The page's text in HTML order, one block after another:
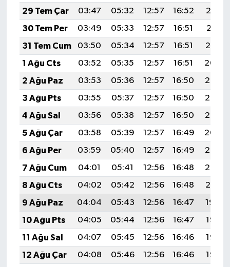
29 Tem Çar
03:47 05:32 12:57 16:52
20:12
30 Tem Per
03:49 05:33 12:57 16:51
20:11
31 Tem Cum
03:50 05:34 12:57 16:51
20:10
1 Ağu Cts
03:52 05:35 12:57 16:51
20:09
2 Ağu Paz
03:53 05:36 12:57 16:50
20:08
3 Ağu Pts
03:55 05:37 12:57 16:50
20:07
4 Ağu Sal
03:56 05:38 12:57 16:50
20:05
5 Ağu Çar
03:58 05:39 12:57 16:49
20:04
6 Ağu Per
03:59 05:40 12:57 16:49
20:03
7 Ağu Cum
04:01 05:41 12:56 16:48
20:02
8 Ağu Cts
04:02 05:42 12:56 16:48
20:01
9 Ağu Paz
04:04 05:43 12:56 16:47
19:59
10 Ağu Pts
04:05 05:44 12:56 16:47
19:58
11 Ağu Sal
04:07 05:45 12:56 16:46
19:57
12 Ağu Çar
04:08 05:46 12:56 16:46
19:56